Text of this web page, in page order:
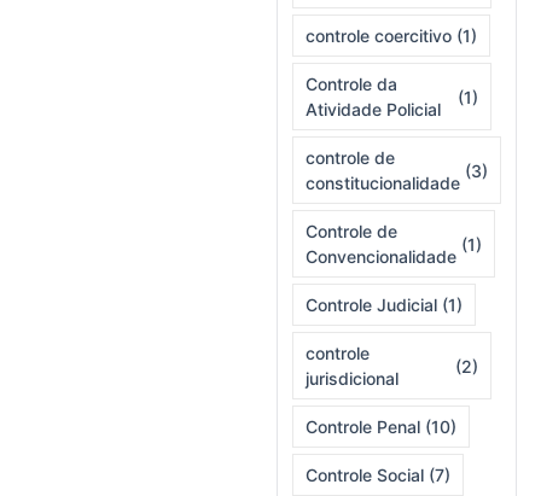
controle coercitivo (1)
Controle da
Atividade Policial
(1)
controle de
constitucionalidade
(3)
Controle de
Convencionalidade
(1)
Controle Judicial (1)
controle
jurisdicional
(2)
Controle Penal (10)
Controle Social (7)